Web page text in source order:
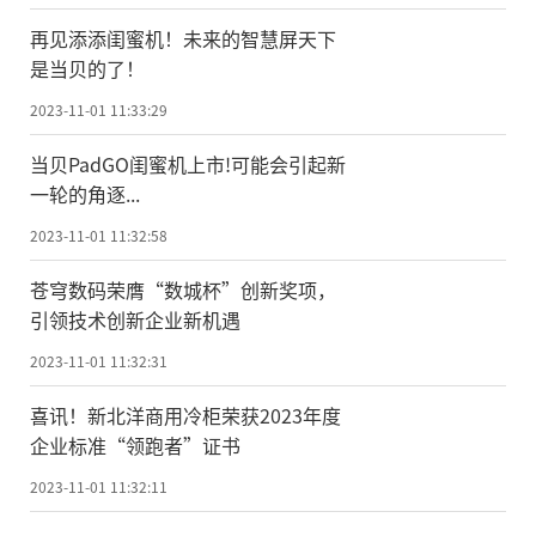
再见添添闺蜜机！未来的智慧屏天下
是当贝的了！
2023-11-01 11:33:29
当贝PadGO闺蜜机上市!可能会引起新
一轮的角逐...
2023-11-01 11:32:58
苍穹数码荣膺“数城杯”创新奖项，
引领技术创新企业新机遇
2023-11-01 11:32:31
喜讯！新北洋商用冷柜荣获2023年度
企业标准“领跑者”证书
2023-11-01 11:32:11